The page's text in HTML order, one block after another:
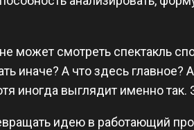
может смотреть спектакль
иначе? А что здесь главное?
иногда выглядит именно
идею в работающий